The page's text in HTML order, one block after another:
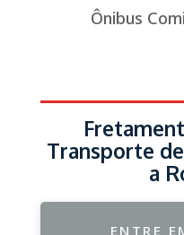
Ônibus
Transporte
a
ENTRE